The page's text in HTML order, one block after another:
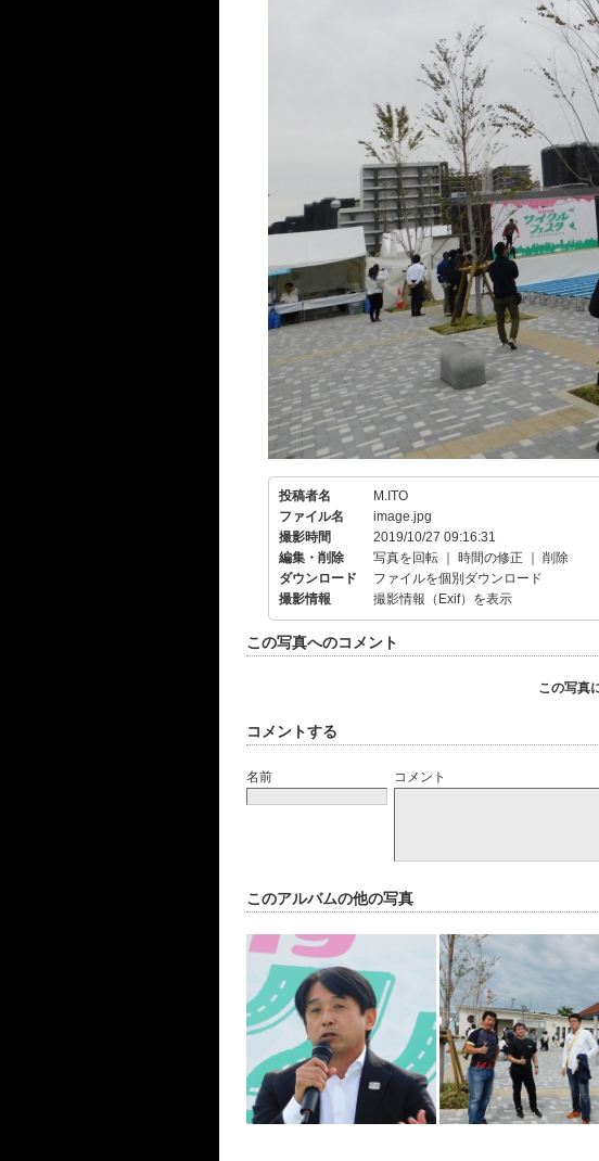
投稿者名
M.ITO
ファイル名
image.jpg
撮影時間
2019/10/27 09:16:31
編集・削除
写真を回転 時間の修正
削除
ダウンロード
ファイルを個別ダウンロード
撮影情報
撮影情報（Exif）を表示
この写真へのコメント
この写真
コメントする
名前 コメント
このアルバムの他の写真